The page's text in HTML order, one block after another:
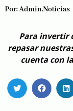
Por:Admin.noticias
Para invertir
repasar
cuenta con